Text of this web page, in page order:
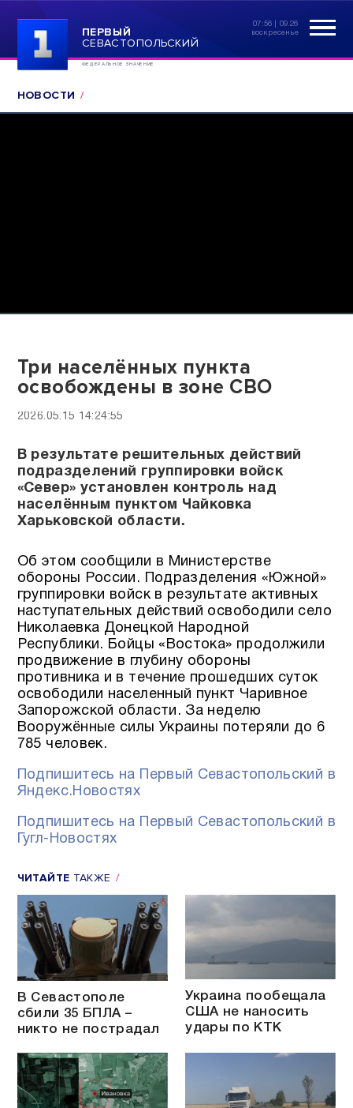
ПЕРВЫЙ
СЕВАСТОПОЛЬСКИЙ
ФЕДЕРАЛЬНОЕ ЗНАЧЕНИЕ
07:56 | 09.26
воскресенье
НОВОСТИ
Три населённых пункта
освобождены в зоне СВО
2026.05.15 14:24:55
В результате решительных действий
подразделений группировки войск
«Север» установлен контроль над
населённым пунктом Чайковка
Харьковской области.
Об этом сообщили в Министерстве
обороны России. Подразделения «Южной»
группировки войск в результате активных
наступательных действий освободили село
Николаевка Донецкой Народной
Республики. Бойцы «Востока» продолжили
продвижение в глубину обороны
противника и в течение прошедших суток
освободили населенный пункт Чаривное
Запорожской области. За неделю
Вооружённые силы Украины потеряли до 6
785 человек.
Подпишитесь на Первый Севастопольский в
Яндекс.Новостях
Подпишитесь на Первый Севастопольский в
Гугл-Новостях
ЧИТАЙТЕ ТАКЖЕ
В Севастополе
сбили 35 БПЛА –
никто не пострадал
Украина пообещала
США не наносить
удары по КТК